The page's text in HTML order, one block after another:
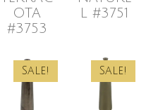
OTA
#3753
L #3751
Sale! Sale!